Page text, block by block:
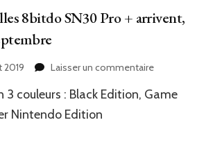
8bitdo SN30 Pro + arrivent,
2019 Laisser un commentairesur
:
3 couleurs : Black Edition, Game
Nintendo Edition